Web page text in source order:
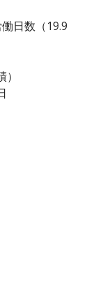
日数（19.9